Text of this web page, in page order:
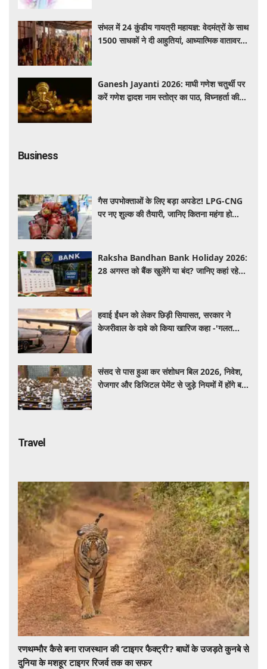
संभल में 24 कुंडीय गायत्री महायज्ञ: वेदमंत्रों के साथ
1500 साधकों ने दी आहुतियां, आध्यात्मिक वातावरण
Ganesh Jayanti 2026: माघी गणेश चतुर्थी पर
करें गणेश द्वादश नाम स्तोत्र का पाठ, विघ्नहर्ता की
Business
गैस उपभोक्ताओं के लिए बड़ा अपडेट! LPG-CNG
पर नए शुल्क की तैयारी, जानिए कितना महंगा हो
Raksha Bandhan Bank Holiday 2026:
28 अगस्त को बैंक खुलेंगे या बंद? जानिए कहां रहेगी
हवाई ईंधन को लेकर छिड़ी सियासत, सरकार ने
केजरीवाल के दावे को किया खारिज कहा -'गलत
संसद से पास हुआ कर संशोधन बिल 2026, निवेश,
रोजगार और डिजिटल पेमेंट से जुड़े नियमों में होंगे बड़े
Travel
रणथम्भौर कैसे बना राजस्थान की ‘टाइगर फैक्ट्री’? बाघों के उजड़ते कुनबे से
दुनिया के मशहूर टाइगर रिजर्व तक का सफर